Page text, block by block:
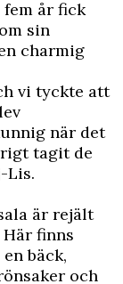
år fick
sin
charmig
vi tyckte att
när det
tagit de
Lis.
är rejält
finns
bäck,
och